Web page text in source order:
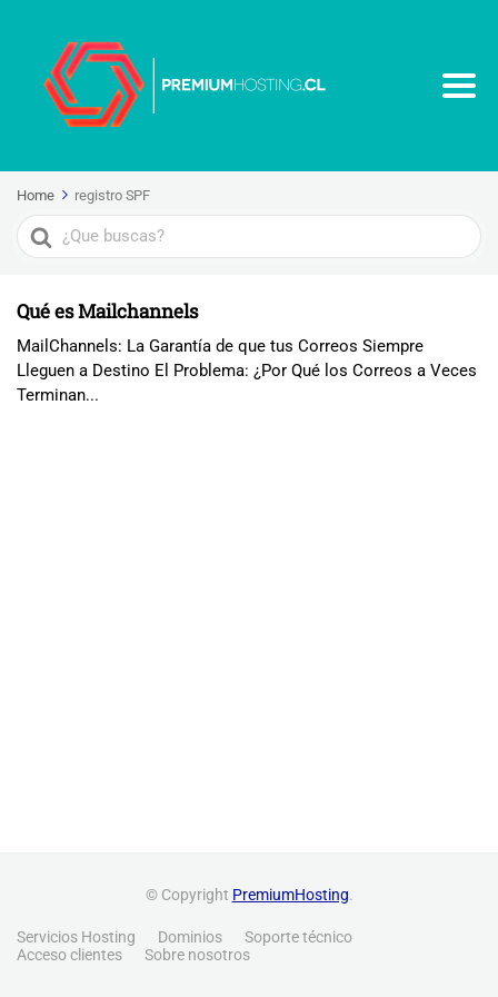
Home registro SPF
Search
For
Qué es Mailchannels
MailChannels: La Garantía de que tus Correos Siempre
Lleguen a Destino El Problema: ¿Por Qué los Correos a Veces
Terminan...
© Copyright PremiumHosting.
Servicios Hosting Dominios
Soporte técnico
Acceso clientes
Sobre nosotros